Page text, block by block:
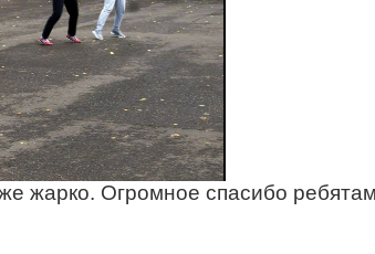
Огромное спасибо ребятам